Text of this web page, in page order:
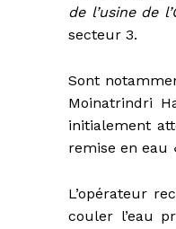
de l’usine de
secteur 3.
Sont
Moinatrindri
initialement
remise en eau
L’opérateur
couler l’eau